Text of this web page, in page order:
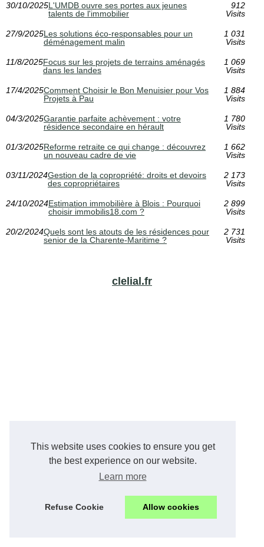
This website uses cookies to ensure you get
the best experience on our website.
Learn more
Refuse Cookie Allow cookies
30/10/2025L'UMDB ouvre ses portes aux jeunes
talents de l'immobilier
912
Visits
27/9/2025Les solutions éco-responsables pour un
déménagement malin
1 031
Visits
11/8/2025Focus sur les projets de terrains aménagés
dans les landes
1 069
Visits
17/4/2025Comment Choisir le Bon Menuisier pour Vos
Projets à Pau
1 884
Visits
04/3/2025Garantie parfaite achèvement : votre
résidence secondaire en hérault
1 780
Visits
01/3/2025Reforme retraite ce qui change : découvrez
un nouveau cadre de vie
1 662
Visits
03/11/2024Gestion de la copropriété: droits et devoirs
des copropriétaires
2 173
Visits
24/10/2024Estimation immobilière à Blois : Pourquoi
choisir immobilis18.com ?
2 899
Visits
20/2/2024Quels sont les atouts de les résidences pour
senior de la Charente-Maritime ?
2 731
Visits
clelial.fr